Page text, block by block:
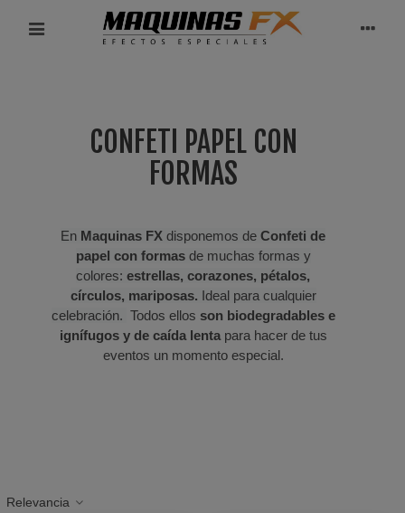
CONFETI PAPEL CON
FORMAS
En Maquinas FX disponemos deConfeti de
papel con formasde muchas formas y
colores:estrellas, corazones, pétalos,
círculos, mariposas. Ideal para cualquier
celebración. Todos ellos son biodegradables e
ignífugos y de caída lentapara hacer de tus
eventos un momento especial.
Relevancia